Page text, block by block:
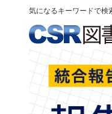
気になるキーワードで検